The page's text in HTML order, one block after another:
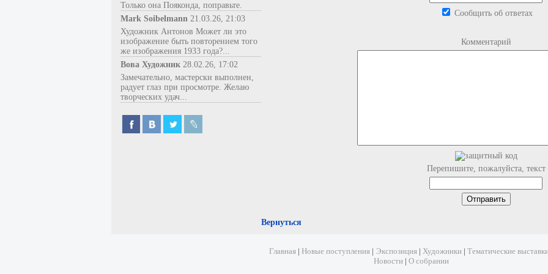
Только она Пояконда, поправьте.
Mark Soibelmann 21.03.26, 21:03
Художник Антонов Может ли это
изображение быть повторением того
же изображения 1933 года?...
Вова Художник 28.02.26, 17:02
Замечательно, мастерски выполнен,
радует глаз при просмотре. Желаю
творческих удач...
Сообщить об ответах
Комментарий
Перепишите, пожалуйста, текст
Вернуться
Главная Новые поступления Экспозиция Художники
Тематические
Новости| О собрании